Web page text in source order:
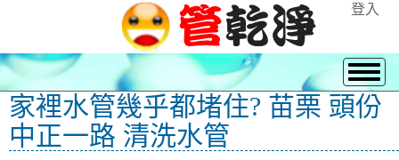
登入
家裡水管幾乎都堵住? 苗栗 頭份
中正一路 清洗水管